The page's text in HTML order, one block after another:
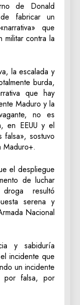
de Donald
fabricar un
que
militar contra la
la escalada y
burda,
que hay
Maduro y la
no es
en EEUU y el
falsa», sostuvo
Maduro+.
el despliegue
de luchar
resultó
serena y
Nacional
y sabiduría
incidente que
un incidente
por falsa, por